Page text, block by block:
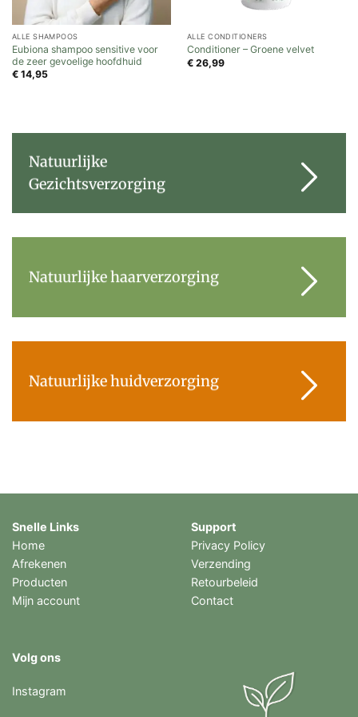
ALLE SHAMPOOS
Eubiona shampoo sensitive voor
de zeer gevoelige hoofdhuid
€14,95
ALLE CONDITIONERS
Conditioner – Groene velvet
€26,99
Natuurlijke
Gezichtsverzorging
Natuurlijke haarverzorging
Natuurlijke huidverzorging
Snelle Links
Home
Afrekenen
Producten
Mijn account
Support
Privacy Policy
Verzending
Retourbeleid
Contact
Volg ons
Instagram